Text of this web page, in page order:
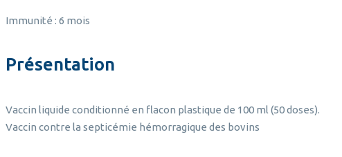
Immunité : 6 mois
Présentation
Vaccin liquide conditionné en flacon plastique de 100 ml (50 doses).
Vaccin contre la septicémie hémorragique des bovins